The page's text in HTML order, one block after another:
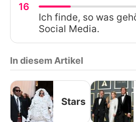
16
Ich finde, so was
Social Media.
In diesem Artikel
Stars